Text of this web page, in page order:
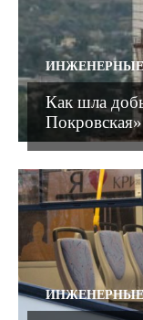
Как шла